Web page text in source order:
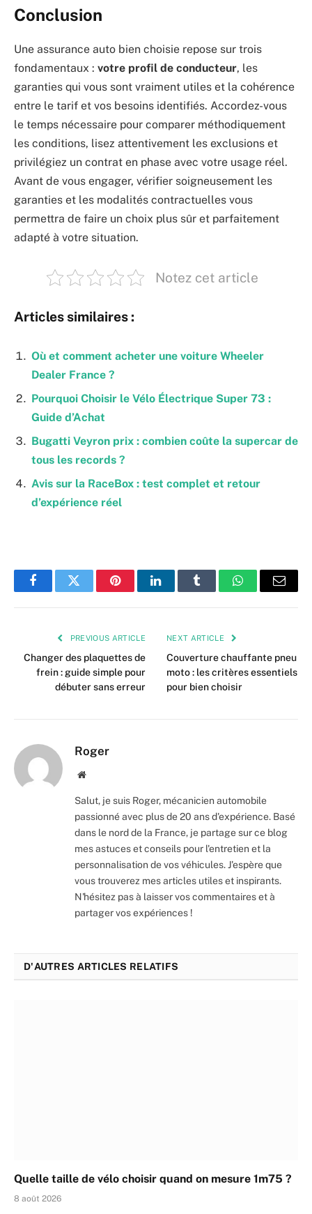
Conclusion
Une assurance auto bien choisie repose sur trois
fondamentaux : votre profil de conducteur, les
garanties qui vous sont vraiment utiles et la cohérence
entre le tarif et vos besoins identifiés. Accordez-vous
le temps nécessaire pour comparer méthodiquement
les conditions, lisez attentivement les exclusions et
privilégiez un contrat en phase avec votre usage réel.
Avant de vous engager, vérifier soigneusement les
garanties et les modalités contractuelles vous
permettra de faire un choix plus sûr et parfaitement
adapté à votre situation.
Notez cet article
Articles similaires :
Où et comment acheter une voiture Wheeler
Dealer France ?
Pourquoi Choisir le Vélo Électrique Super 73 :
Guide d’Achat
Bugatti Veyron prix : combien coûte la supercar de
tous les records ?
Avis sur la RaceBox : test complet et retour
d’expérience réel
FacebookTwitter PinterestLinkedInTumblr WhatsAppEmail
PREVIOUS ARTICLE
Changer des plaquettes de
frein : guide simple pour
débuter sans erreur
NEXT ARTICLE
Couverture chauffante pneu
moto : les critères essentiels
pour bien choisir
Roger
Website
Salut, je suis Roger, mécanicien automobile
passionné avec plus de 20 ans d'expérience. Basé
dans le nord de la France, je partage sur ce blog
mes astuces et conseils pour l'entretien et la
personnalisation de vos véhicules. J'espère que
vous trouverez mes articles utiles et inspirants.
N'hésitez pas à laisser vos commentaires et à
partager vos expériences !
D'AUTRES ARTICLES RELATIFS
Quelle taille de vélo choisir quand on mesure 1m75 ?
8 août 2026